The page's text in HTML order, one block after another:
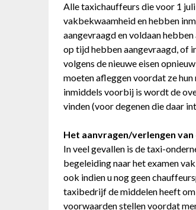
Alle taxichauffeurs die voor 1
vakbekwaamheid en hebben
aangevraagd en voldaan
op tijd hebben aangevraagd, of
volgens de nieuwe eisen
moeten afleggen voordat ze
inmiddels voorbij is wordt de
vinden (voor degenen die daar
Het aanvragen/verlengen
In veel gevallen is de taxi-
begeleiding naar het examen
ook indien u nog geen
taxibedrijf de middelen heeft om
voorwaarden stellen voordat